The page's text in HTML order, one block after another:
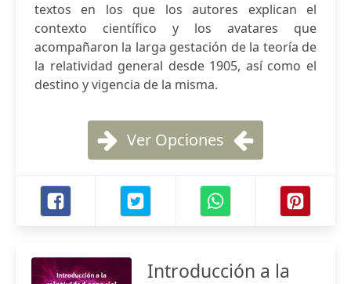
textos en los que los autores explican el
contexto científico y los avatares que
acompañaron la larga gestación de la teoría de
la relatividad general desde 1905, así como el
destino y vigencia de la misma.
Ver Opciones
Introducción a la